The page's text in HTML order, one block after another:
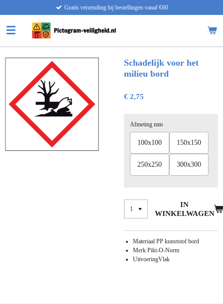
naar
de
hoofdinhoud
Gratis verzending bij bestellingen vanaf €60
Schadelijk voor het
milieu bord
€ 2,75
Afmeting mm
100x100 150x150
250x250 300x300
IN
WINKELWAGEN
Materiaal PP kunststof bord
Merk Pikt-O-Norm
UitvoeringVlak